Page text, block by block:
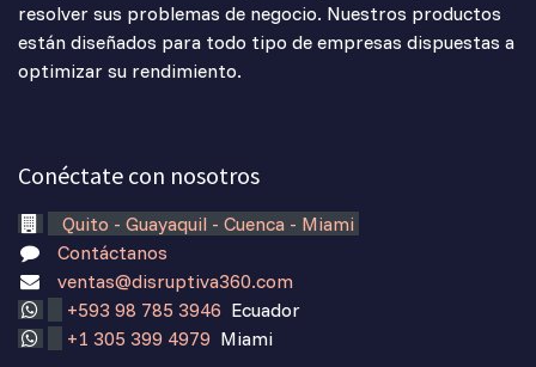
resolver sus problemas de negocio. Nuestros productos
están diseñados para todo tipo de empresas dispuestas a
optimizar su rendimiento.
Conéctate con nosotros
Quito - Guayaquil - Cuenca - Miami
Contáctanos
ventas@disruptiva360.com
+593 98 785 3946 Ecuador
+1 305 399 4979 Miami